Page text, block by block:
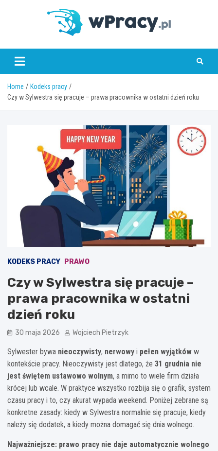
wPracy.pl
Home
Kodeks pracy
Czy w Sylwestra się pracuje – prawa pracownika w ostatni dzień roku
KODEKS PRACY PRAWO
Czy w Sylwestra się pracuje –
prawa pracownika w ostatni
dzień roku
30 maja 2026 Wojciech Pietrzyk
Sylwester bywa nieoczywisty, nerwowy i pełen wyjątków w
kontekście pracy. Nieoczywisty jest dlatego, że 31 grudnia nie
jest świętem ustawowo wolnym, a mimo to wiele firm działa
krócej lub wcale. W praktyce wszystko rozbija się o grafik, system
czasu pracy i to, czy akurat wypada weekend. Poniżej zebrane są
konkretne zasady: kiedy w Sylwestra normalnie się pracuje, kiedy
należy się dodatek, a kiedy można domagać się dnia wolnego.
Najważniejsze: prawo pracy nie daje automatycznie wolnego